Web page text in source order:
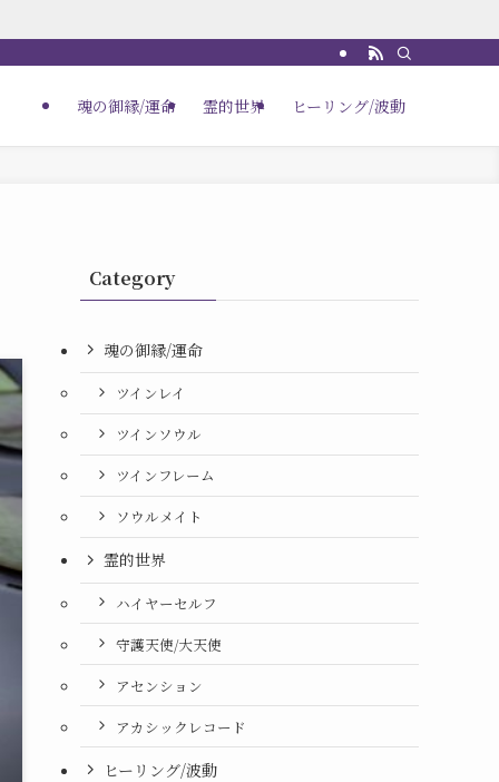
魂の御縁/運命 霊的世界 ヒーリング/波動
Category
魂の御縁/運命
ツインレイ
ツインソウル
ツインフレーム
ソウルメイト
霊的世界
ハイヤーセルフ
守護天使/大天使
アセンション
アカシックレコード
ヒーリング/波動